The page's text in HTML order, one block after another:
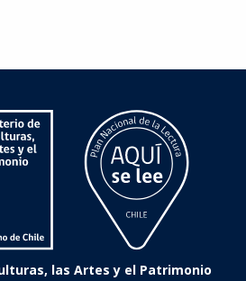
las Artes y el Patrimonio